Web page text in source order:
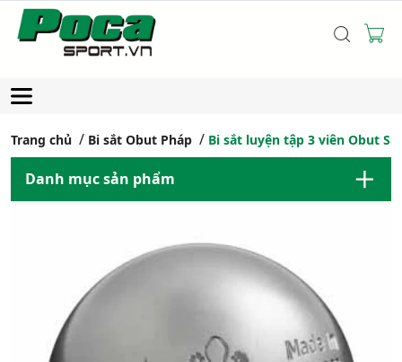
Trang chủ Bi sắt Obut Pháp Bi sắt luyện tập 3 viên Obut
Danh mục sản phẩm